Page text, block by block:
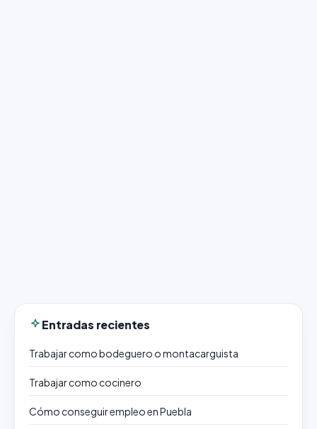
Entradas recientes
Trabajar como bodeguero o montacarguista
Trabajar como cocinero
Cómo conseguir empleo en Puebla